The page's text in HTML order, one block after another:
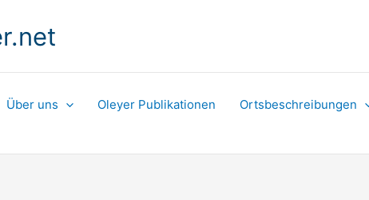
Über uns Oleyer Publikationen Ortsbeschreibungen